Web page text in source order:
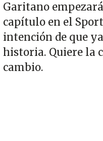
Garitano
capítulo en el
intención de que
historia. Quiere la
cambio.